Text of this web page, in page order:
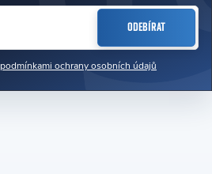
podmínkami ochrany osobních údajů
ODEBÍRAT